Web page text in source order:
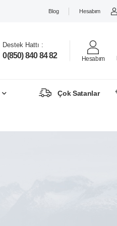
Blog Hesabım
Destek Hattı :
0(850) 840 84 82 Hesabım
Çok Satanlar